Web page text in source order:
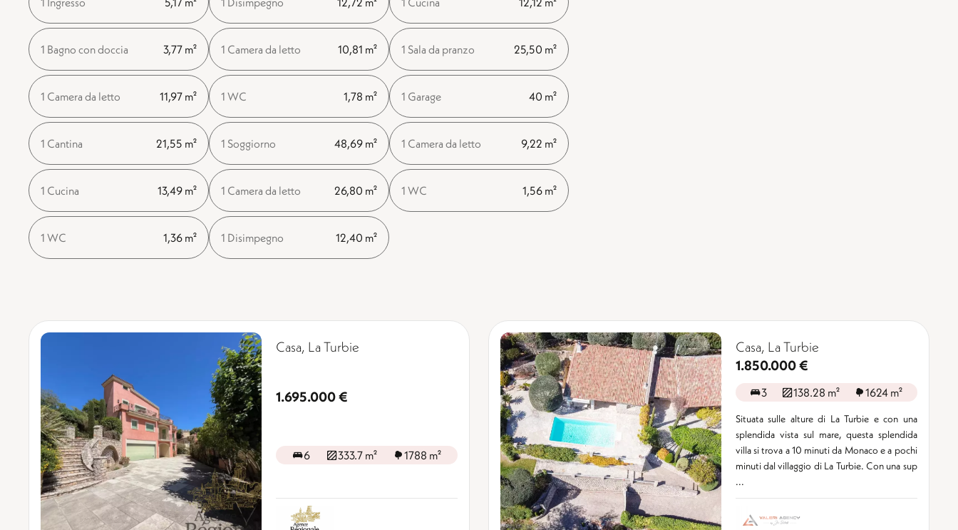
1 Bagno con doccia 3,77 m² 1 Camera da letto 10,81 m² 1 Sala da pranzo 25,50 m²
1 Camera da letto 11,97 m² 1 WC 1,78 m² 1 Garage 40 m²
1 Cantina 21,55 m² 1 Soggiorno 48,69 m² 1 Camera da letto 9,22 m²
1 Cucina 13,49 m² 1 Camera da letto 26,80 m² 1 WC 1,56 m²
1 WC 1,36 m² 1 Disimpegno 12,40 m²
Casa, La Turbie
1.695.000 €
6 333.7 m² 1788 m²
Casa, La Turbie
1.850.000 €
3 138.28 m² 1624 m²
Situata sulle alture di La Turbie e con una
splendida vista sul mare, questa splendida
villa si trova a 10 minuti da Monaco e a pochi
minuti dal villaggio di La Turbie. Con una sup
...